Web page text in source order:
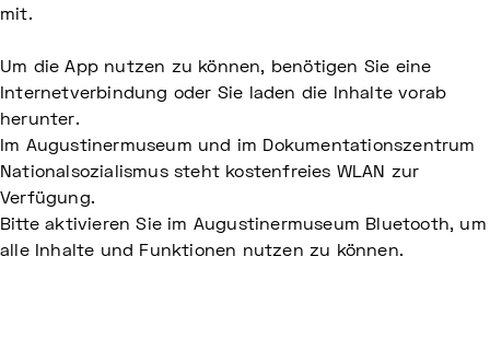
mit.
Um die App nutzen zu können, benötigen Sie eine
Internetverbindung oder Sie laden die Inhalte vorab
herunter.
Im Augustinermuseum und im Dokumentationszentrum
Nationalsozialismus steht kostenfreies WLAN zur
Verfügung.
Bitte aktivieren Sie im Augustinermuseum Bluetooth, um
alle Inhalte und Funktionen nutzen zu können.